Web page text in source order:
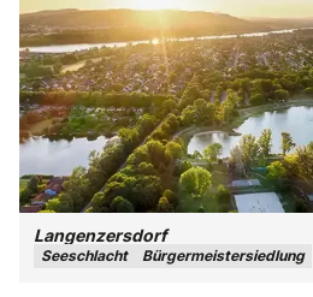
Langenzersdorf
Seeschlacht Bürgermeistersiedlung